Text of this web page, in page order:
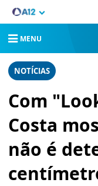
MENU
NOTÍCIAS
Com
Costa
não é